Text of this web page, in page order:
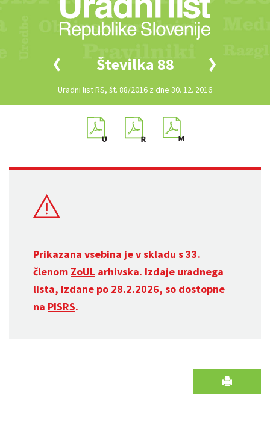
Številka 88
Uradni list RS, št. 88/2016 z dne 30. 12. 2016
Prikazana vsebina je v skladu s 33.
členom ZoUL arhivska. Izdaje uradnega
lista, izdane po 28.2.2026, so dostopne
na PISRS.